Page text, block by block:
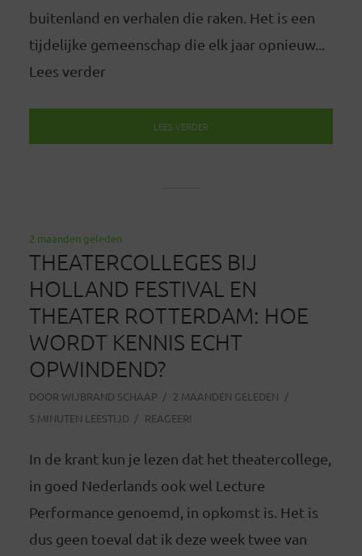
buitenland en verhalen die raken. Het is een
tijdelijke gemeenschap die elk jaar opnieuw...
Lees verder
LEES VERDER
2 maanden geleden
THEATERCOLLEGES BIJ
HOLLAND FESTIVAL EN
THEATER ROTTERDAM: HOE
WORDT KENNIS ECHT
OPWINDEND?
DOOR WIJBRAND SCHAAP
2 MAANDEN GELEDEN
5 MINUTEN LEESTIJD
REAGEER!
In de krant kun je lezen dat het theatercollege,
in goed Nederlands ook wel Lecture
Performance genoemd, in opkomst is. Het is
dus geen toeval dat ik deze week twee van